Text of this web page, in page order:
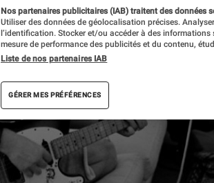
Nos partenaires publicitaires (IAB) traitent des données
Utiliser des données de géolocalisation précises.
l’identification. Stocker et/ou accéder à des
mesure de performance des publicités et du contenu,
Liste de nos partenaires IAB
GÉRER MES PRÉFÉRENCES